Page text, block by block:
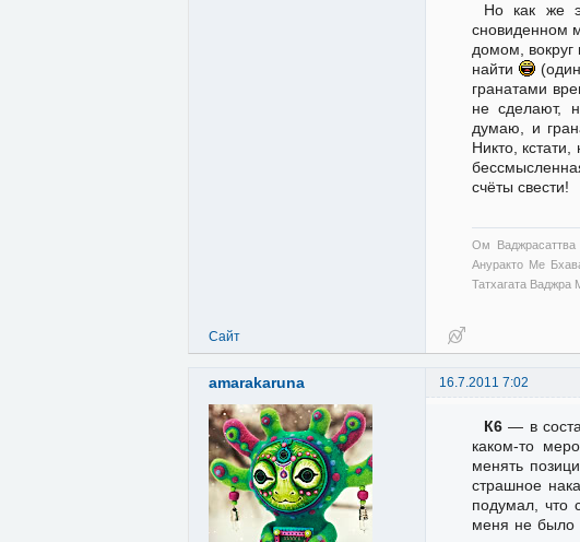
Но как же
сновиденном
домом, вокруг
найти
(один
гранатами
не сделают,
думаю, и
Никто,
счёты свести!
Ом
Ануракто Ме
Татхагата
Сайт
amarakaruna 16.7.2011 7:02
К6— в
каком-то
менять
страшное
подумал, что
меня не было